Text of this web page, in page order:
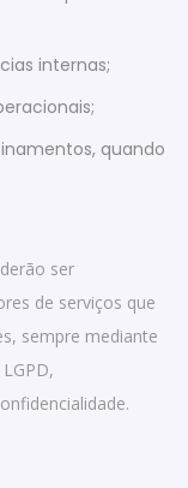
internas;
quando
ser
de serviços que
sempre mediante